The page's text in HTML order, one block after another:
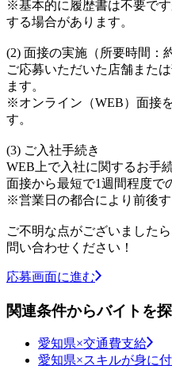
※基本的に履歴書は不要で
する場合があります。
(2) 面接の実施（所要時間：
ご応募いただいた店舗また
ます。
※オンライン（WEB）面接
す。
(3) ご入社手続き
WEB上で入社に関するお手
面接から最短で1週間程度で
※営業日の都合により前後す
ご不明な点がございました
問い合わせください！
応募画面に進む
関連条件からバイトを
愛知県×交通費支給
愛知県×スキルが身に付